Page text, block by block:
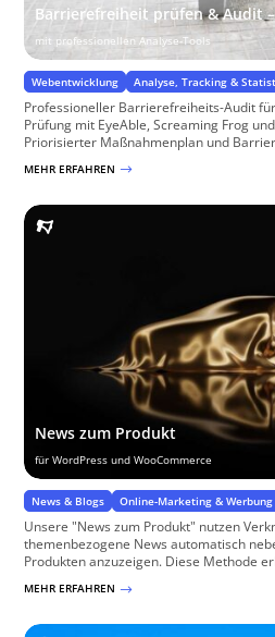
Barrierefreiheit prüfen & Audit
mit professionellen Analyse-Tools
Webentwicklung Analyse, Tracking &
Professioneller Barrierefreiheits-Audit
Prüfung mit EyeAble, Screaming Frog
Priorisierter Maßnahmenplan und
MEHR ERFAHREN $
News zum Produkt
für WordPress und WooCommerce
News & Blogs Online-Marketing & Werbung
Unsere "News zum Produkt" nutzen
themenbezogene News automatisch
Produkten anzuzeigen. Diese Methode
MEHR ERFAHREN $